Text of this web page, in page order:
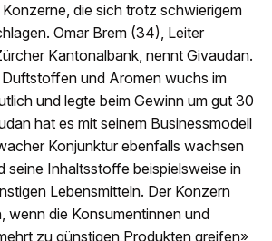
die sich trotz schwierigem
Omar Brem (34), Leiter
Kantonalbank, nennt Givaudan.
und Aromen wuchs im
und legte beim Gewinn um gut 30
hat es mit seinem Businessmodell
Konjunktur ebenfalls wachsen
seine Inhaltsstoffe beispielsweise in
Lebensmitteln. Der Konzern
wenn die Konsumentinnen und
zu günstigen Produkten greifen»,